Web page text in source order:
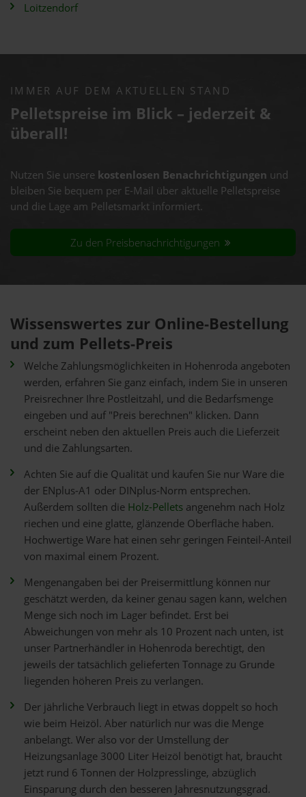
Loitzendorf
IMMER AUF DEM AKTUELLEN STAND
Pelletspreise im Blick – jederzeit &
überall!
Nutzen Sie unsere kostenlosen Benachrichtigungen und
bleiben Sie bequem per E-Mail über aktuelle Pelletspreise
und die Lage am Pelletsmarkt informiert.
Zu den Preisbenachrichtigungen
Wissenswertes zur Online-Bestellung
und zum Pellets-Preis
Welche Zahlungsmöglichkeiten in Hohenroda angeboten
werden, erfahren Sie ganz einfach, indem Sie in unseren
Preisrechner Ihre Postleitzahl, und die Bedarfsmenge
eingeben und auf "Preis berechnen" klicken. Dann
erscheint neben den aktuellen Preis auch die Lieferzeit
und die Zahlungsarten.
Achten Sie auf die Qualität und kaufen Sie nur Ware die
der ENplus-A1 oder DINplus-Norm entsprechen.
Außerdem sollten die Holz-Pellets angenehm nach Holz
riechen und eine glatte, glänzende Oberfläche haben.
Hochwertige Ware hat einen sehr geringen Feinteil-Anteil
von maximal einem Prozent.
Mengenangaben bei der Preisermittlung können nur
geschätzt werden, da keiner genau sagen kann, welchen
Menge sich noch im Lager befindet. Erst bei
Abweichungen von mehr als 10 Prozent nach unten, ist
unser Partnerhändler in Hohenroda berechtigt, den
jeweils der tatsächlich gelieferten Tonnage zu Grunde
liegenden höheren Preis zu verlangen.
Der jährliche Verbrauch liegt in etwas doppelt so hoch
wie beim Heizöl. Aber natürlich nur was die Menge
anbelangt. Wer also vor der Umstellung der
Heizungsanlage 3000 Liter Heizöl benötigt hat, braucht
jetzt rund 6 Tonnen der Holzpresslinge, abzüglich
Einsparung durch den besseren Jahresnutzungsgrad.